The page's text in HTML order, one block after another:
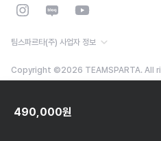
490,000원
팀스파르타(주) 사업자 정보
Copyright ©2026 TEAMSPARTA. All